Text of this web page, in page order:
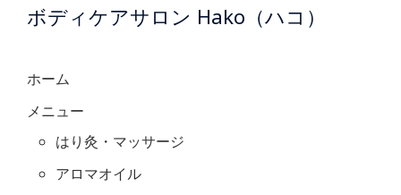
ボディケアサロン Hako（ハコ）
ホーム
メニュー
はり灸・マッサージ
アロマオイル